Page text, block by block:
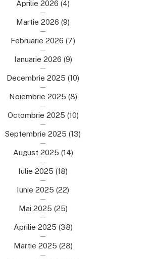
Aprilie 2026 (4)
Martie 2026 (9)
Februarie 2026 (7)
Ianuarie 2026 (9)
Decembrie 2025 (10)
Noiembrie 2025 (8)
Octombrie 2025 (10)
Septembrie 2025 (13)
August 2025 (14)
Iulie 2025 (18)
Iunie 2025 (22)
Mai 2025 (25)
Aprilie 2025 (38)
Martie 2025 (28)